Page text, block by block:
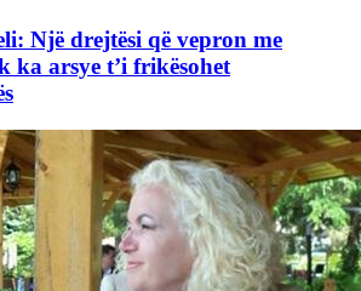
Një drejtësi që vepron me
ka arsye t’i frikësohet